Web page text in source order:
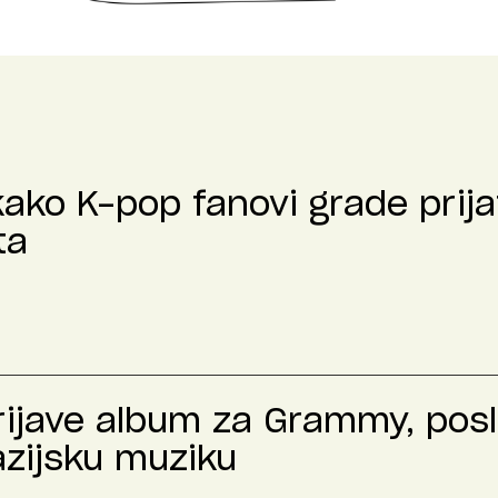
K-pop fanovi grade
album za Grammy,
muziku